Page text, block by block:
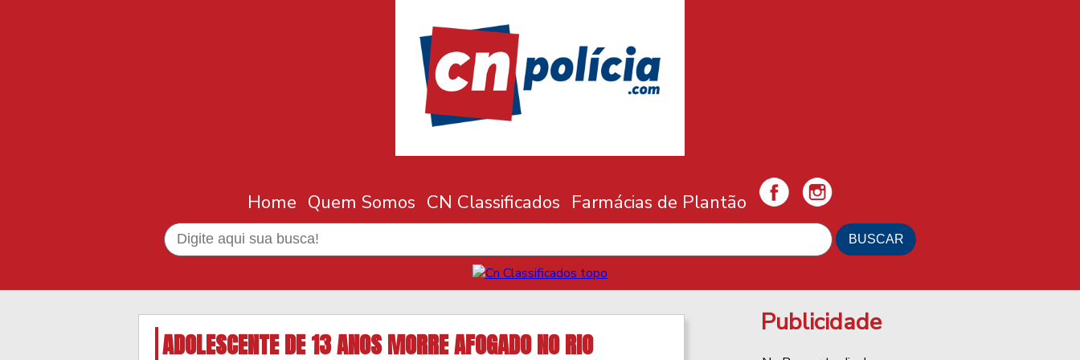
Home Quem Somos CN Classificados Farmácias de Plantão
ADOLESCENTE DE 13 ANOS MORRE AFOGADO NO RIO
Publicidade